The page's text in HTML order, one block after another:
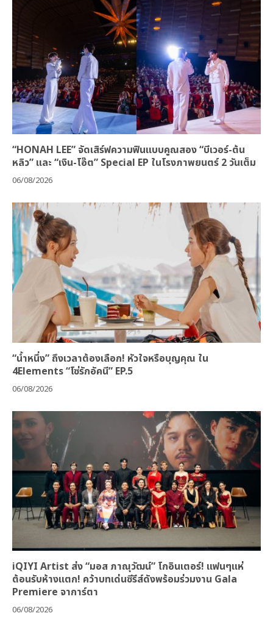
“HONAH LEE” จัดเสิร์ฟความฟินแบบคูณสอง “บีเวอร์-ต้น
หลิว” และ “เงิน-โอ๊ต” Special EP ในโรงภาพยนตร์ 2 วันเต็ม
06/08/2026
“น้ำหนึ่ง” ถึงเวลาต้องเลือก! หัวใจหรือบุญคุณ ใน
4Elements “โซ่รักอัคนี” EP.5
06/08/2026
iQIYI Artist ส่ง “มอส ภาณุวัฒน์” โกอินเตอร์! แฟนๆแห่
ต้อนรับห้างแตก! คว้าบทเด่นซีรีส์ดังพร้อมร่วมงาน Gala
Premiere จาการ์ตา
06/08/2026